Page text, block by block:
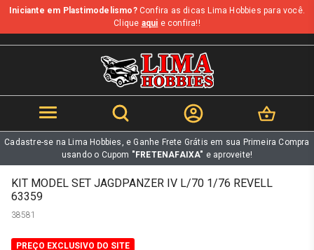
b
Iniciante em Plastimodelismo?Confira as dicas Lima Hobbies para você.
Clique aqui e confira!!
Cadastre-se na Lima Hobbies, e Ganhe Frete Grátis em sua Primeira Compra
usando o Cupom "FRETENAFAIXA" e aproveite!
KIT MODEL SET JAGDPANZER IV L/70 1/76 REVELL
63359
38581
PREÇO EXCLUSIVO DO SITE